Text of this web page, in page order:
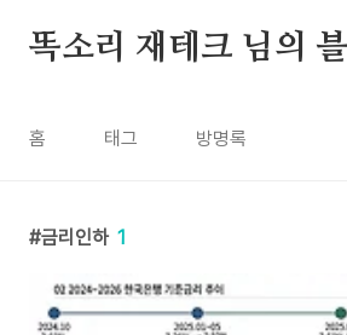
똑소리 재테크 님의
홈 태그 방명록
금리인하 1